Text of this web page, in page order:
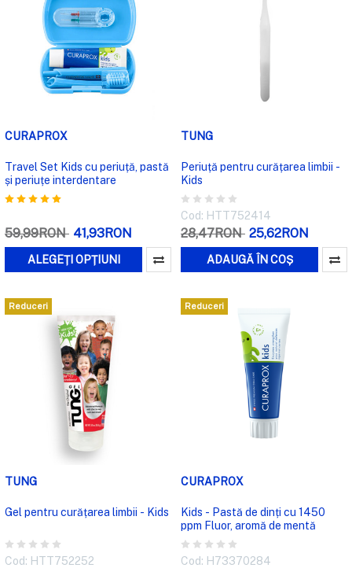
CURAPROX
Travel Set Kids cu periuță, pastă
și periuțe interdentare
59,99RON 41,93RON
ALEGEȚI OPȚIUNI
TUNG
Periuță pentru curățarea limbii -
Kids
Cod: HTT752414
28,47RON 25,62RON
ADAUGĂ ÎN COȘ
Reduceri
TUNG
Gel pentru curățarea limbii - Kids
Cod: HTT752252
Reduceri
CURAPROX
Kids - Pastă de dinți cu 1450
ppm Fluor, aromă de mentă
Cod: H73370284